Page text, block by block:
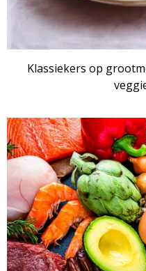
Klassiekers op